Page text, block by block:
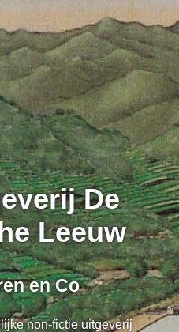
De
Leeuw
en Co
non-fictie uitgeverij